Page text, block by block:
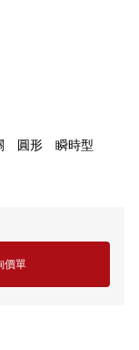
圓形 瞬時型
價單